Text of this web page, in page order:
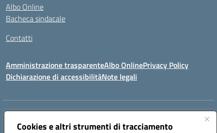
Cookies e altri strumenti di tracciamento
Albo Online
Bacheca sindacale
Contatti
Amministrazione trasparenteAlbo OnlinePrivacy Policy
Dichiarazione di accessibilitàNote legali
Indirizzo:
Centralino:0823944017 Email:ceic85400b@istruzione.it